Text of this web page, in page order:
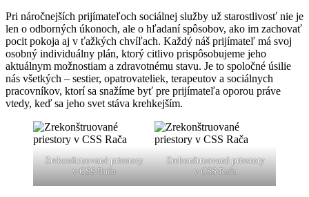
Pri náročnejších prijímateľoch sociálnej služby už starostlivosť nie je
len o odborných úkonoch, ale o hľadaní spôsobov, ako im zachovať
pocit pokoja aj v ťažkých chvíľach. Každý náš prijímateľ má svoj
osobný individuálny plán, ktorý citlivo prispôsobujeme jeho
aktuálnym možnostiam a zdravotnému stavu. Je to spoločné úsilie
nás všetkých – sestier, opatrovateliek, terapeutov a sociálnych
pracovníkov, ktorí sa snažíme byť pre prijímateľa oporou práve
vtedy, keď sa jeho svet stáva krehkejším.
Zrekonštruované priestory
v CSS Rača
Zrekonštruované priestory
v CSS Rača